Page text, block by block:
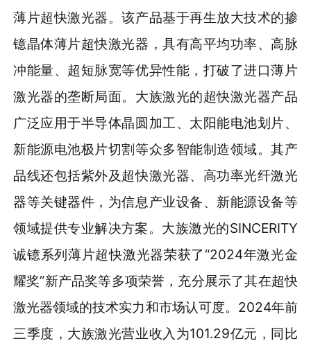
薄片超快激光器。该产品基于再生放大技术的掺
镱晶体薄片超快激光器，具有高平均功率、高脉
冲能量、超短脉宽等优异性能，打破了进口薄片
激光器的垄断局面。大族激光的超快激光器产品
广泛应用于半导体晶圆加工、太阳能电池划片、
新能源电池极片切割等众多智能制造领域。其产
品线还包括紫外及超快激光器、高功率光纤激光
器等关键器件，为信息产业设备、新能源设备等
领域提供专业解决方案。大族激光的SINCERITY
诚镱系列薄片超快激光器荣获了“2024年激光金
耀奖”新产品奖等多项荣誉，充分展示了其在超快
激光器领域的技术实力和市场认可度。2024年前
三季度，大族激光营业收入为101.29亿元，同比